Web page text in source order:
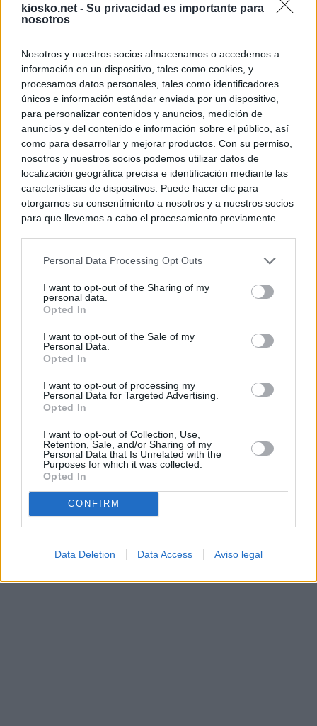
kiosko.net - Su privacidad es importante para
nosotros
Nosotros y nuestros socios almacenamos o accedemos a
información en un dispositivo, tales como cookies, y
procesamos datos personales, tales como identificadores
únicos e información estándar enviada por un dispositivo,
para personalizar contenidos y anuncios, medición de
anuncios y del contenido e información sobre el público, así
como para desarrollar y mejorar productos. Con su permiso,
nosotros y nuestros socios podemos utilizar datos de
localización geográfica precisa e identificación mediante las
características de dispositivos. Puede hacer clic para
otorgarnos su consentimiento a nosotros y a nuestros socios
para que llevemos a cabo el procesamiento previamente
negar su consentimiento. Tenga en cuenta que algún
de su consentimiento, pero usted tiene el derecho de
rechazar tal procesamiento. Sus preferencias se aplicarán
cualquier momento entrando de nuevo en este sitio web o
visitando nuestra política de privacidad.
Personal Data Processing Opt Outs
I want to opt-out of the Sharing of my
personal data.
Opted In
I want to opt-out of the Sale of my
Personal Data.
Opted In
I want to opt-out of processing my
Personal Data for Targeted Advertising.
Opted In
I want to opt-out of Collection, Use,
Retention, Sale, and/or Sharing of my
Personal Data that Is Unrelated with the
Purposes for which it was collected.
Opted In
CONFIRM
Data Deletion Data Access Aviso legal